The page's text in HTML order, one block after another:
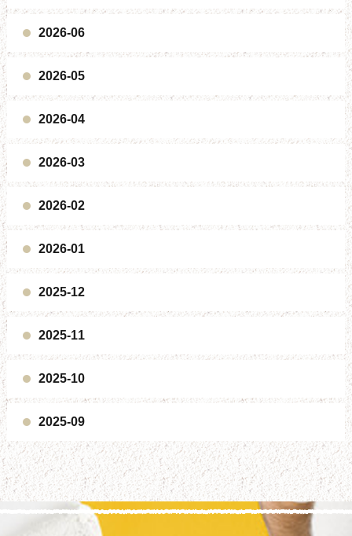
2026-06
2026-05
2026-04
2026-03
2026-02
2026-01
2025-12
2025-11
2025-10
2025-09